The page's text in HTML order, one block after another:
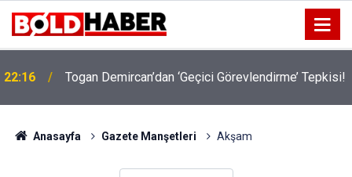
22:16 Togan Demircan’dan ‘Geçici Görevlendirme’ Tepkisi!
Anasayfa Gazete Manşetleri Akşam